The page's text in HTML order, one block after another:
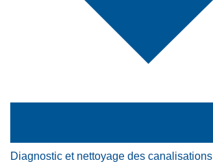
Diagnostic et nettoyage des canalisations